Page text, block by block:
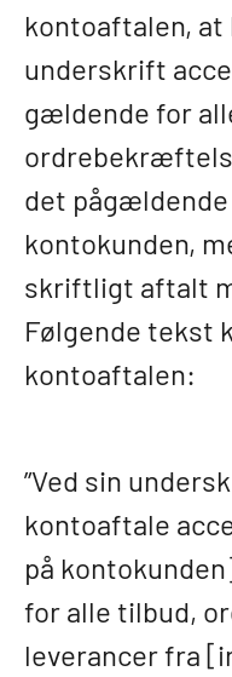
kontoaftalen, at
underskrift
gældende for
det
kontokunden,
skriftligt aftalt
Følgende tekst
kontoaftalen:
”Ved sin
kontoaftale
på
for alle tilbud,
leverancer fra